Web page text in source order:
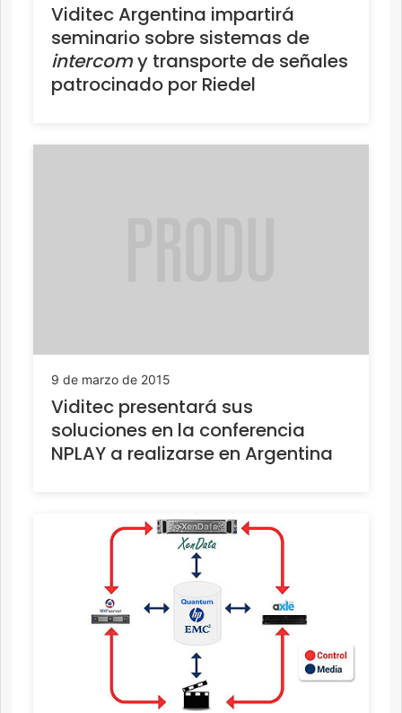
Viditec Argentina impartirá
seminario sobre sistemas de
intercomy transporte de señales
patrocinado por Riedel
9 de marzo de 2015
Viditec presentará sus
soluciones en la conferencia
NPLAY a realizarse en Argentina